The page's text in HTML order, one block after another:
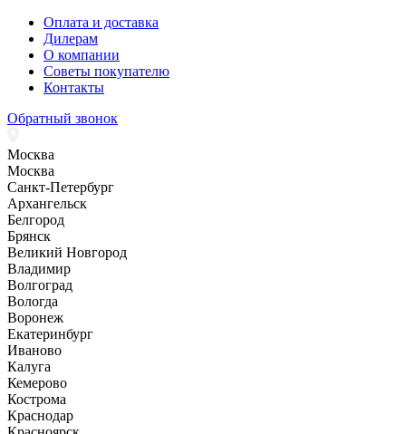
Оплата и доставка
Дилерам
О компании
Советы покупателю
Контакты
Обратный звонок
Москва
Москва
Санкт-Петербург
Архангельск
Белгород
Брянск
Великий Новгород
Владимир
Волгоград
Вологда
Воронеж
Екатеринбург
Иваново
Калуга
Кемерово
Кострома
Краснодар